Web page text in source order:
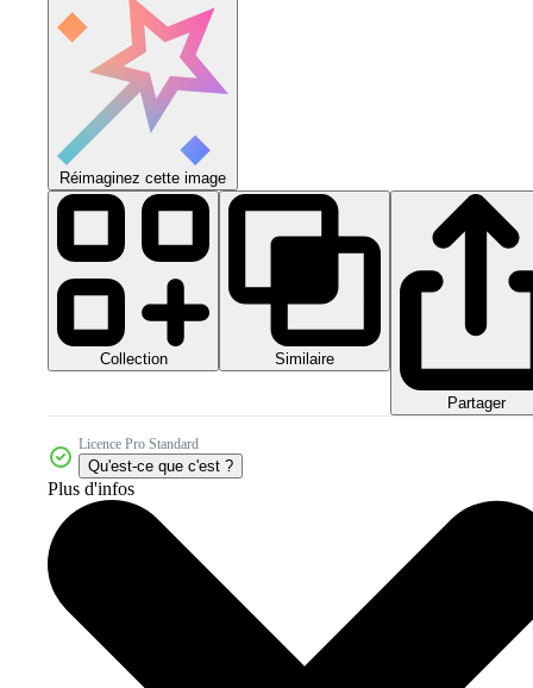
Réimaginez cette image
Collection Similaire
Partager
Licence Pro Standard
Qu'est-ce que c'est ?
Plus d'infos